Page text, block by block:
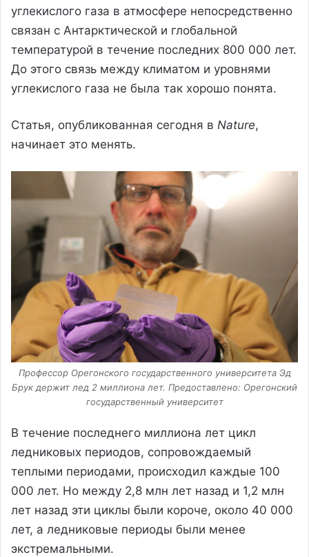
углекислого газа в атмосфере непосредственно
связан с Антарктической и глобальной
температурой в течение последних 800 000 лет.
До этого связь между климатом и уровнями
углекислого газа не была так хорошо понята.
Статья, опубликованная сегодня в Nature,
начинает это менять.
Профессор Орегонского государственного университета Эд
Брук держит лед 2 миллиона лет. Предоставлено: Орегонский
государственный университет
В течение последнего миллиона лет цикл
ледниковых периодов, сопровождаемый
теплыми периодами, происходил каждые 100
000 лет. Но между 2,8 млн лет назад и 1,2 млн
лет назад эти циклы были короче, около 40 000
лет, а ледниковые периоды были менее
экстремальными.